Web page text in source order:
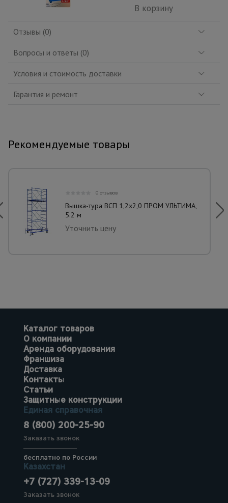
В корзину
Отзывы (0)
Вопросы и ответы (0)
Условия и стоимость доставки
Гарантия и ремонт
Рекомендуемые товары
0 отзывов
Вышка-тура ВСП 1,2x2,0 ПРОМ УЛЬТИМА,
5.2 м
Уточнить цену
Каталог товаров
О компании
Аренда оборудования
Франшиза
Доставка
Контакты
Статьи
Защитные конструкции
Единая справочная
8 (800) 200-25-90
Заказать звонок
бесплатно по России
Казахстан
+7 (727) 339-13-09
Заказать звонок